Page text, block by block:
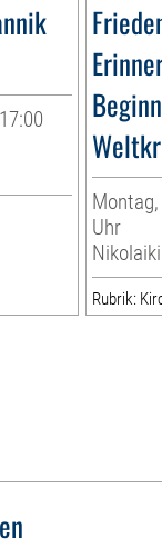
Uhr
Rubrik: